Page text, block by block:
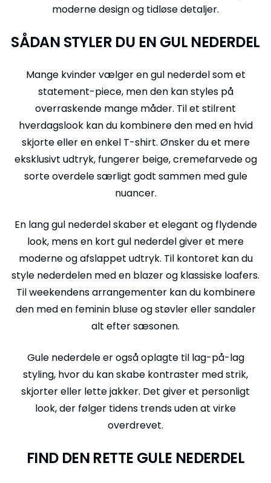
moderne design og tidløse detaljer.
SÅDAN STYLER DU EN GUL NEDERDEL
Mange kvinder vælger en gul nederdel som et
statement-piece, men den kan styles på
overraskende mange måder. Til et stilrent
hverdagslook kan du kombinere den med en hvid
skjorte eller en enkel T-shirt. Ønsker du et mere
eksklusivt udtryk, fungerer beige, cremefarvede og
sorte overdele særligt godt sammen med gule
nuancer.
En lang gul nederdel skaber et elegant og flydende
look, mens en kort gul nederdel giver et mere
moderne og afslappet udtryk. Til kontoret kan du
style nederdelen med en blazer og klassiske loafers.
Til weekendens arrangementer kan du kombinere
den med en feminin bluse og støvler eller sandaler
alt efter sæsonen.
Gule nederdele er også oplagte til lag-på-lag
styling, hvor du kan skabe kontraster med strik,
skjorter eller lette jakker. Det giver et personligt
look, der følger tidens trends uden at virke
overdrevet.
FIND DEN RETTE GULE NEDERDEL